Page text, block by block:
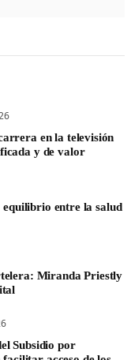
en la televisión
y de valor
entre la salud
Miranda Priestly
Subsidio por